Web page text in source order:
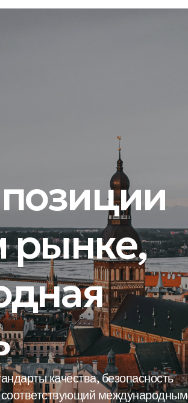
рынке,
качества, безопасность
международным